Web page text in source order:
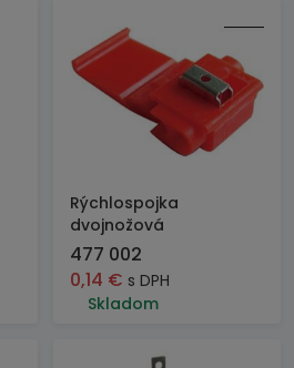
Rýchlospojka
dvojnožová
477 002
0,14 € s DPH
Skladom